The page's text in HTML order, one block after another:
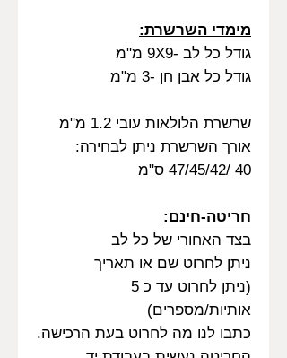
מימדי השרשרת:
גודל כל לב -9X9 מ"מ
גודל כל אבן חן -3 מ"מ
שרשרת הלולאות עובי 1.2 מ"מ
אורך השרשרת ניתן לבחירה:
40 /47/45/42 ס"מ
חריטה-חינם:
בצד האחורי של כל לב
ניתן לחרוט שם או תאריך
(ניתן לחרוט עד כ 5
אותיות/מספרים)
כתבו לנו מה לחרוט בעת הרכישה.